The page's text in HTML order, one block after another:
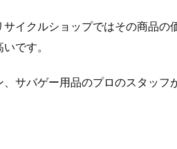
イクルショップではその商品
です。
サバゲー用品のプロのスタッフ